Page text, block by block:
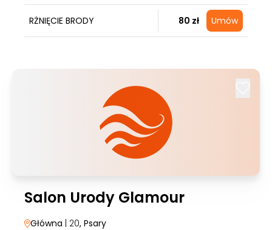
RŻNIĘCIE BRODY 80 zł Umów
Salon Urody Glamour
Główna | 20, Psary